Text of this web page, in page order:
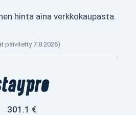
hinta aina verkkokaupasta.
päivitetty 7.8.2026)
301.1 €